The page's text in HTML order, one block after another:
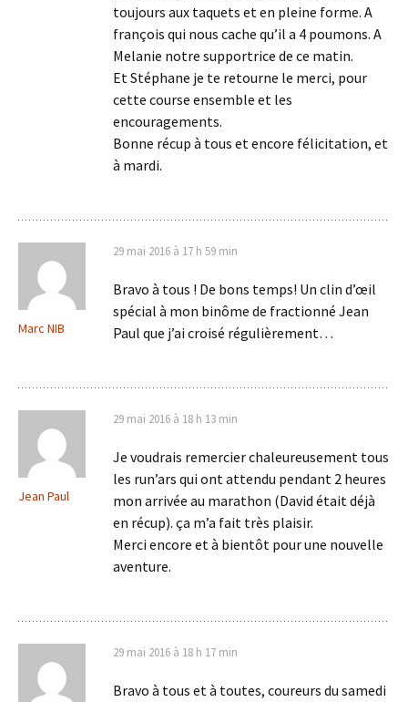
toujours aux taquets et en pleine forme. A
françois qui nous cache qu’il a 4 poumons. A
Melanie notre supportrice de ce matin.
Et Stéphane je te retourne le merci, pour
cette course ensemble et les
encouragements.
Bonne récup à tous et encore félicitation, et
à mardi.
Marc NIB
29 mai 2016 à 17 h 59 min
Bravo à tous ! De bons temps! Un clin d’œil
spécial à mon binôme de fractionné Jean
Paul que j’ai croisé régulièrement…
Jean Paul
29 mai 2016 à 18 h 13 min
Je voudrais remercier chaleureusement tous
les run’ars qui ont attendu pendant 2 heures
mon arrivée au marathon (David était déjà
en récup). ça m’a fait très plaisir.
Merci encore et à bientôt pour une nouvelle
aventure.
29 mai 2016 à 18 h 17 min
Bravo à tous et à toutes, coureurs du samedi